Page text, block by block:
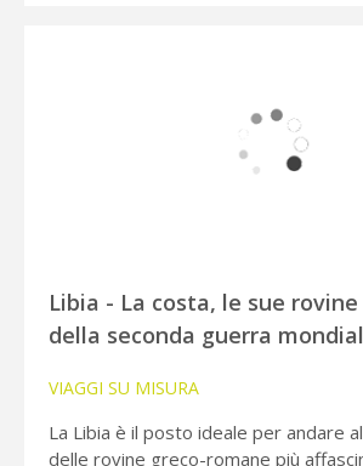
Libia - La costa, le sue
della seconda guerra
VIAGGI SU MISURA
La Libia è il posto ideale per andare
delle rovine greco-romane più